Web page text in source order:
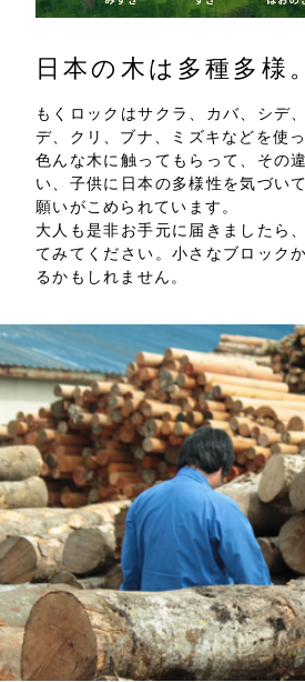
日本の木は多種多様。
もくロックはサクラ、カバ、シデ
デ、クリ、ブナ、ミズキなどを使
色んな木に触ってもらって、その
い、子供に日本の多様性を気づい
願いがこめられています。
大人も是非お手元に届きましたら
てみてください。小さなブロック
るかもしれません。